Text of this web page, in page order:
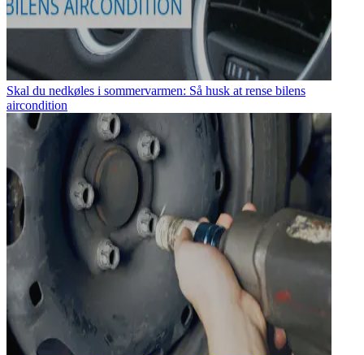
Skal du nedkøles i sommervarmen: Så husk at rense bilens
aircondition